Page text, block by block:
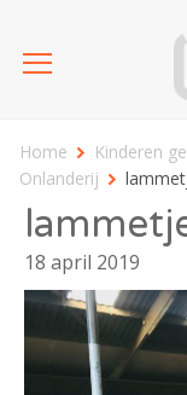
Home
Kinderen
Onlanderij
18 april 2019